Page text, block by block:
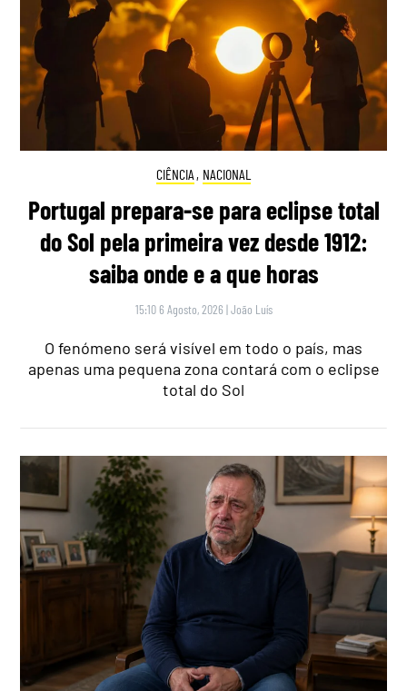
CIÊNCIA , NACIONAL
Portugal prepara-se para eclipse total
do Sol pela primeira vez desde 1912:
saiba onde e a que horas
15:10 6 Agosto, 2026 |João Luís
O fenómeno será visível em todo o país, mas
apenas uma pequena zona contará com o eclipse
total do Sol